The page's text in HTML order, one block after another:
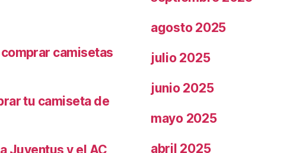
camisetas
tu camiseta de
Juventus y el AC
agosto 2025
julio 2025
junio 2025
mayo 2025
abril 2025